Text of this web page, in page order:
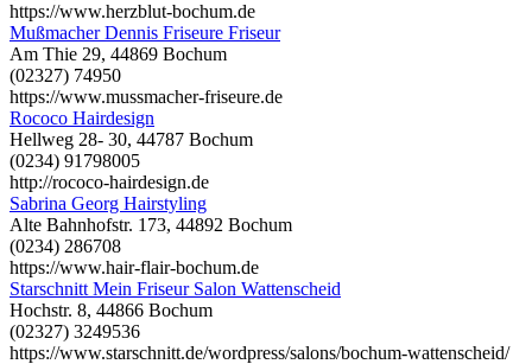
https://www.herzblut-bochum.de
Mußmacher Dennis Friseure Friseur
Am Thie 29, 44869 Bochum
(02327) 74950
https://www.mussmacher-friseure.de
Rococo Hairdesign
Hellweg 28- 30, 44787 Bochum
(0234) 91798005
http://rococo-hairdesign.de
Sabrina Georg Hairstyling
Alte Bahnhofstr. 173, 44892 Bochum
(0234) 286708
https://www.hair-flair-bochum.de
Starschnitt Mein Friseur Salon Wattenscheid
Hochstr. 8, 44866 Bochum
(02327) 3249536
https://www.starschnitt.de/wordpress/salons/bochum-wattenscheid/